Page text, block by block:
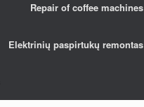
Repair of coffee machines
Elektrinių paspirtukų remontas